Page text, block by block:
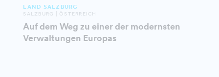
LAND SALZBURG
SALZBURG | ÖSTERREICH
Auf dem Weg zu einer der modernsten
Verwaltungen Europas